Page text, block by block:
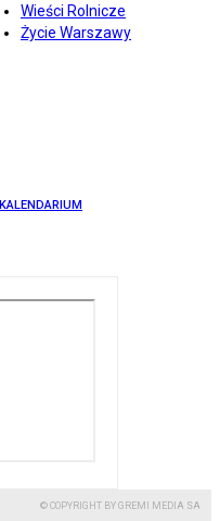
Wieści Rolnicze
Życie Warszawy
KALENDARIUM
© COPYRIGHT BY GREMI MEDIA SA